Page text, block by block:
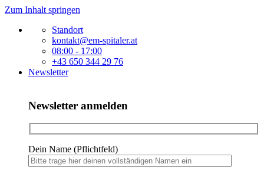
Zum Inhalt springen
Standort
kontakt@em-spitaler.at
08:00 - 17:00
+43 650 344 29 76
Newsletter
Newsletter anmelden
Dein Name (Pflichtfeld)